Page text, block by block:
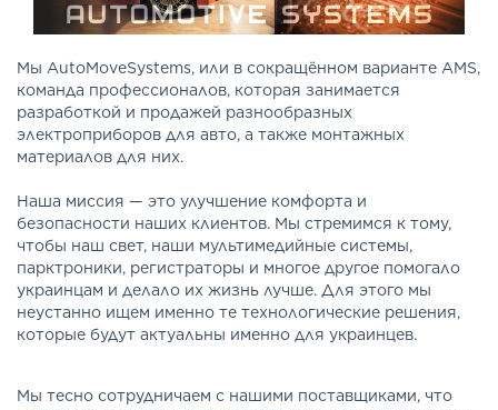
Мы AutoMoveSystems, или в сокращённом варианте AMS,
команда профессионалов, которая занимается
разработкой и продажей разнообразных
электроприборов для авто, а также монтажных
материалов для них.
Наша миссия — это улучшение комфорта и
безопасности наших клиентов. Мы стремимся к тому,
чтобы наш свет, наши мультимедийные системы,
парктроники, регистраторы и многое другое помогало
украинцам и делало их жизнь лучше. Для этого мы
неустанно ищем именно те технологические решения,
которые будут актуальны именно для украинцев.
Мы тесно сотрудничаем с нашими поставщиками, что